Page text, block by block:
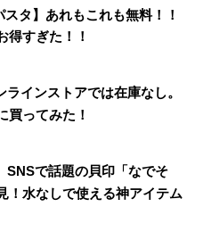
スタ】あれもこれも無料！！
得すぎた！！
ラインストアでは在庫なし。
買ってみた！
SNSで話題の貝印「なでそ
！水なしで使える神アイテム